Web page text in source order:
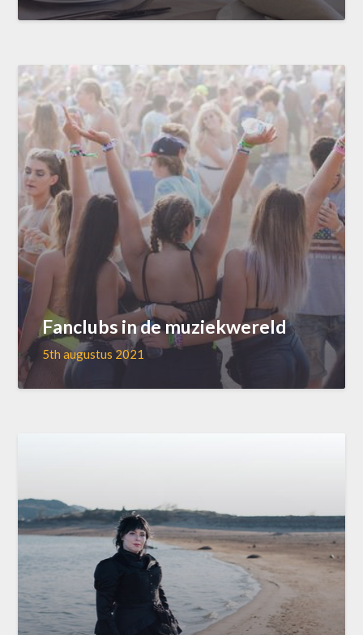
Fanclubs in de muziekwereld
5th augustus 2021